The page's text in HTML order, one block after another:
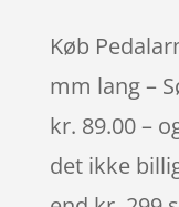
Køb
mm lang –
kr. 89.00 –
det ikke